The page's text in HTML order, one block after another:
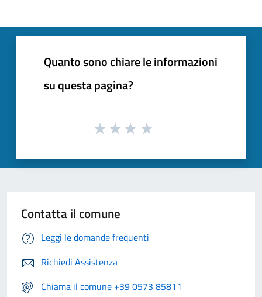
Quanto sono chiare le informazioni
su questa pagina?
Contatta il comune
Leggi le domande frequenti
Richiedi Assistenza
Chiama il comune +39 0573 85811